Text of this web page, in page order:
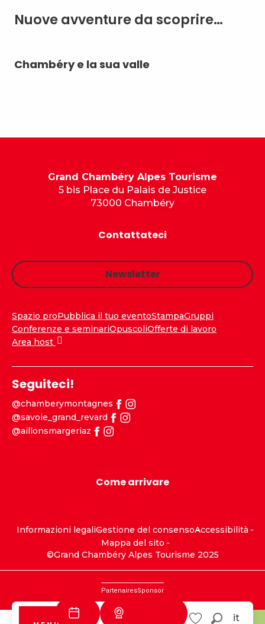
it
Nuove avventure da scoprire…
Chambéry e la sua valle
Grand Chambéry Alpes Tourisme
5 bis Place du Palais de Justice
73000 Chambéry
Contattateci
Newsletter
Spazio proPubblica il tuo eventoStampaGruppi
Conferenze e seminariOpuscoliOfferte di lavoro
Area host
Seguiteci!
@chamberymontagnes
@savoie_grand_revard
@aillonsmargeriaz
Come arrivare
Informazioni legaliGestione del consensoAccessibilità
Mappa del sito
©Grand Chambéry Alpes Tourisme 2025
PartenairesSponsor